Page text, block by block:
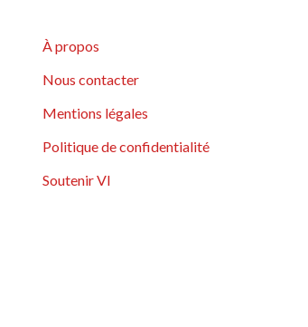
À propos
Nous contacter
Mentions légales
Politique de confidentialité
Soutenir VI